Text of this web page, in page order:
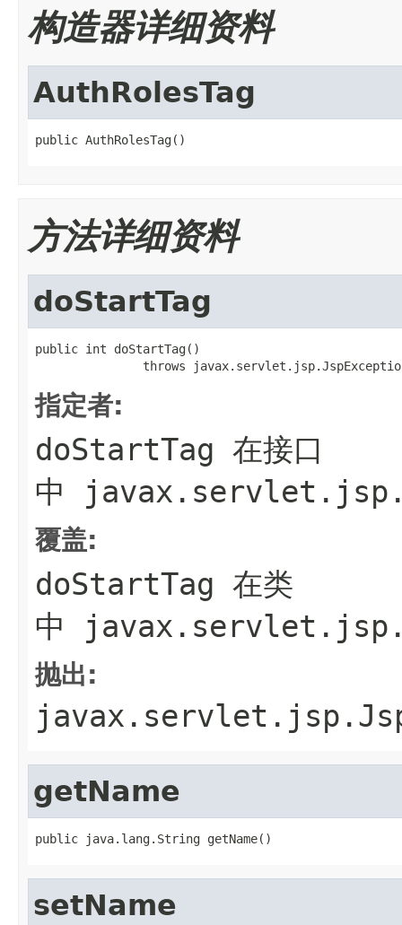
构造器详细资料
AuthRolesTag
public AuthRolesTag()
方法详细资料
doStartTag
public int doStartTag()
throws
指定者:
doStartTag 在接口
中
覆盖:
doStartTag 在类
中
抛出:
getName
public java.lang.String getName()
setName